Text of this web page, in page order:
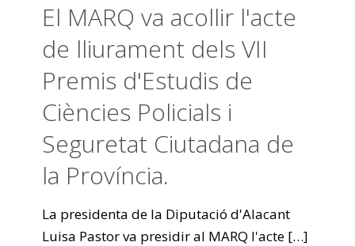
El MARQ va acollir l'acte
de lliurament dels VII
Premis d'Estudis de
Ciències Policials i
Seguretat Ciutadana de
la Província.
La presidenta de la Diputació d'Alacant
Luisa Pastor va presidir al MARQ l'acte […]